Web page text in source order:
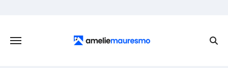
content